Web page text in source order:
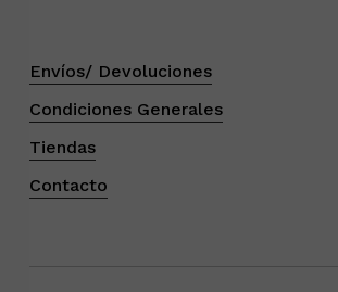
Envíos/ Devoluciones
Condiciones Generales
Tiendas
Contacto